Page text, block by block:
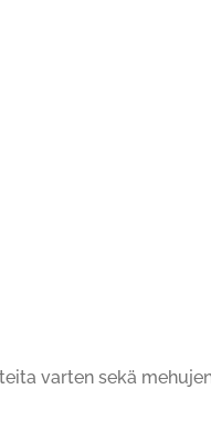
varten sekä